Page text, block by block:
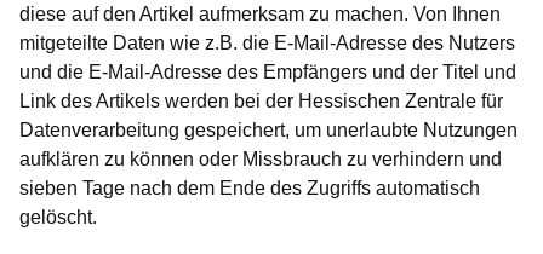
diese auf den Artikel aufmerksam zu machen. Von Ihnen
mitgeteilte Daten wie z.B. die E-Mail-Adresse des Nutzers
und die E-Mail-Adresse des Empfängers und der Titel und
Link des Artikels werden bei der Hessischen Zentrale für
Datenverarbeitung gespeichert, um unerlaubte Nutzungen
aufklären zu können oder Missbrauch zu verhindern und
sieben Tage nach dem Ende des Zugriffs automatisch
gelöscht.